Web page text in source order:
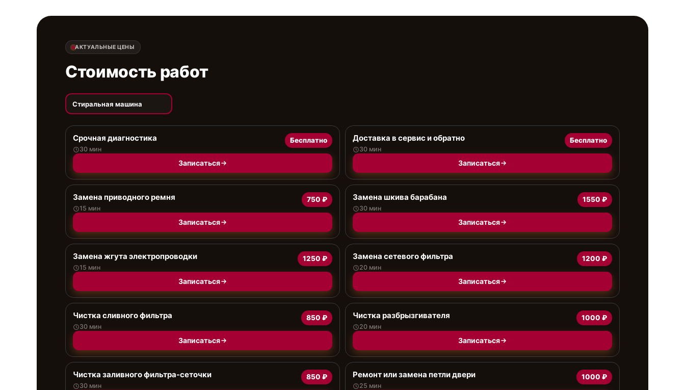
АКТУАЛЬНЫЕ ЦЕНЫ
Стоимость работ
Стиральная машина
Срочная диагностика
30 мин
Бесплатно
Записаться
Доставка в сервис и обратно
30 мин
Бесплатно
Записаться
Замена приводного ремня
15 мин
750 ₽
Записаться
Замена шкива барабана
30 мин
1550 ₽
Записаться
Замена жгута электропроводки
15 мин
1250 ₽
Записаться
Замена сетевого фильтра
20 мин
1200 ₽
Записаться
Чистка сливного фильтра
30 мин
850 ₽
Записаться
Чистка разбрызгивателя
20 мин
1000 ₽
Записаться
Чистка заливного фильтра-сеточки
30 мин
850 ₽ Ремонт или замена петли двери
25 мин
1000 ₽